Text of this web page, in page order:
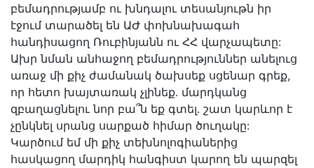
բեմադրությամբ ու խնդալու տեսանյութն իր
էջում տարածել են ԱԺ փոխնախագահ
հանդիսացող Ռուբինյանն ու ՀՀ վարչապետը:
Ախր նման անհաջող բեմադրություններ անելուց
առաջ մի քիչ ժամանակ ծախսեք սցենար գրեք,
որ հետո խայտառակ չլինեք․ մարդկանց
զբաղացնելու նոր բա՞ն եք գտել. շատ կարևոր է
չընկնել սրանց սարքած հիմար ծուղակը:
Կարծում եմ մի քիչ տեխնոլոգիաներից
հասկացող մարդիկ հանգիստ կարող են պարզել